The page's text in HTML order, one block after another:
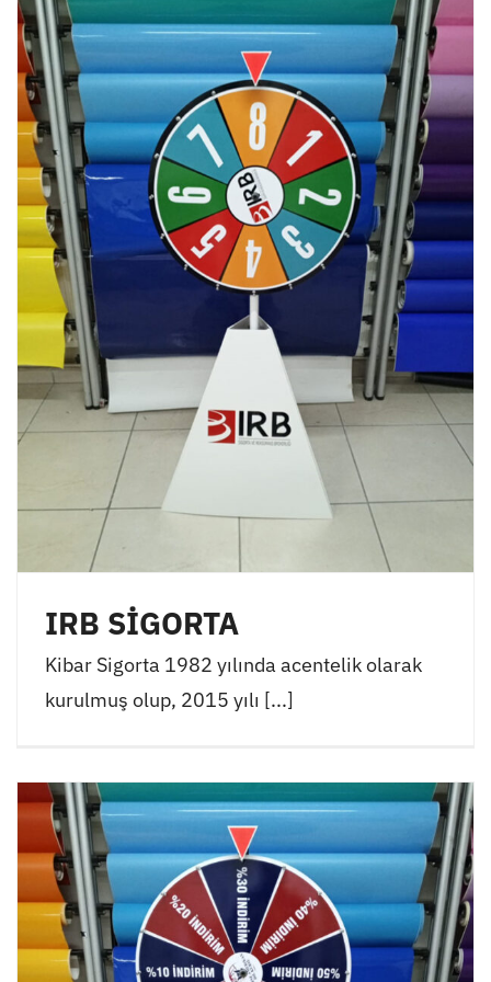
IRB SİGORTA
Kibar Sigorta 1982 yılında acentelik olarak
kurulmuş olup, 2015 yılı [...]